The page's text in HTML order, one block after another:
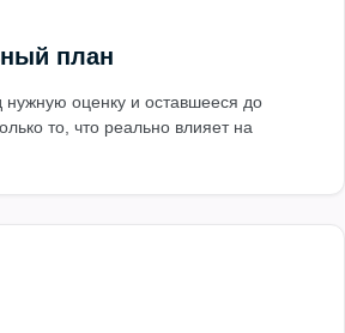
план
оценку и оставшееся до
то, что реально влияет на